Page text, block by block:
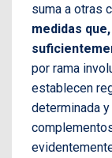
suma a otras
medidas
por rama
establecen
determinada